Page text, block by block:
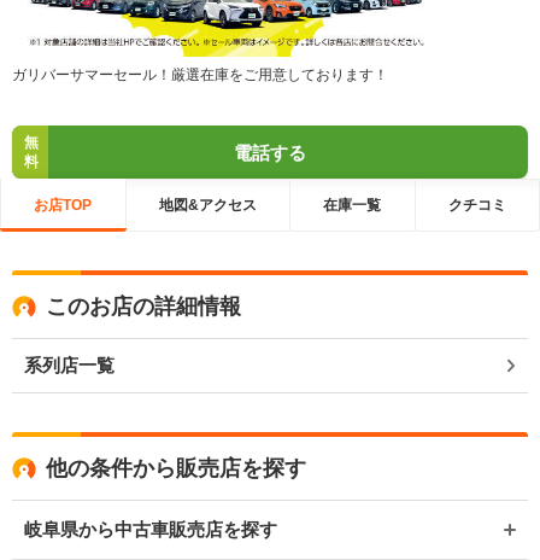
ガリバーサマーセール！厳選在庫をご用意しております！
無
料
電話する
お店TOP 地図&アクセス 在庫一覧 クチコミ
このお店の詳細情報
系列店一覧
他の条件から販売店を探す
岐阜県から中古車販売店を探す